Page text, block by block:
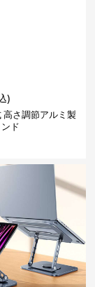
)
高さ調節アルミ製
ド